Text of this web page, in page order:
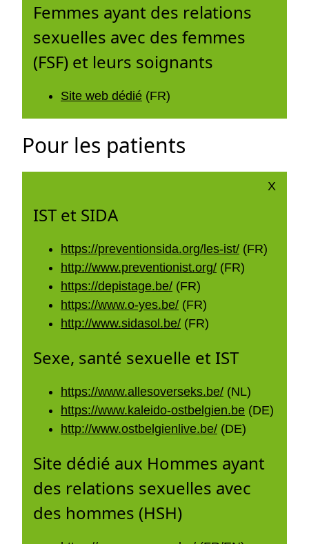
Femmes ayant des relations
sexuelles avec des femmes
(FSF) et leurs soignants
Site web dédié (FR)
Pour les patients
X
IST et SIDA
https://preventionsida.org/les-ist/ (FR)
http://www.preventionist.org/ (FR)
https://depistage.be/ (FR)
https://www.o-yes.be/ (FR)
http://www.sidasol.be/ (FR)
Sexe, santé sexuelle et IST
https://www.allesoverseks.be/ (NL)
https://www.kaleido-ostbelgien.be (DE)
http://www.ostbelgienlive.be/ (DE)
Site dédié aux Hommes ayant
des relations sexuelles avec
des hommes (HSH)